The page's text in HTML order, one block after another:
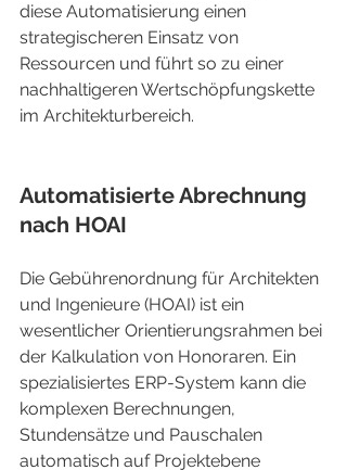
diese Automatisierung einen
strategischeren Einsatz von
Ressourcen und führt so zu einer
nachhaltigeren Wertschöpfungskette
im Architekturbereich.
Automatisierte Abrechnung
nach HOAI
Die Gebührenordnung für Architekten
und Ingenieure (HOAI) ist ein
wesentlicher Orientierungsrahmen bei
der Kalkulation von Honoraren. Ein
spezialisiertes ERP-System kann die
komplexen Berechnungen,
Stundensätze und Pauschalen
automatisch auf Projektebene